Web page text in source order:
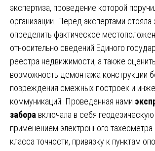
экспертиза, проведение которой
организации. Перед экспертами стояла
определить фактическое
относительно сведений Единого
реестра недвижимости, а также
возможность демонтажа конструкции
повреждения смежных построек и
коммуникаций. Проведенная нами
забора включала в себя
применением электронного тахеометра
класса точности, привязку к пунктам